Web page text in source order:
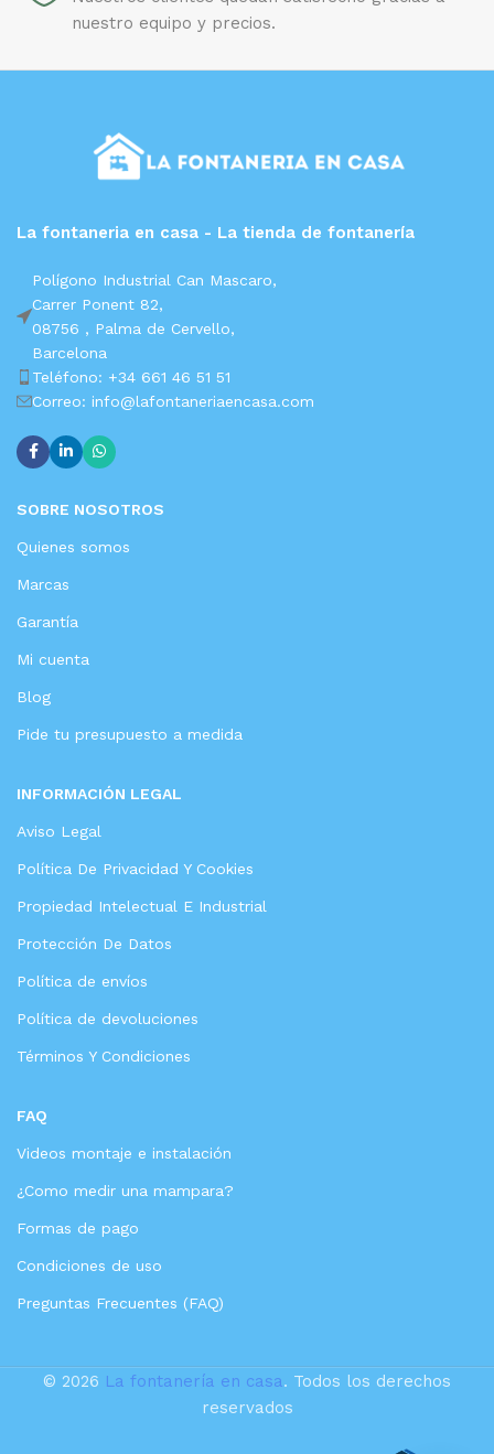
nuestro equipo y precios.
La fontaneria en casa - La tienda de fontanería
Polígono Industrial Can Mascaro,
Carrer Ponent 82,
08756 , Palma de Cervello,
Barcelona
Teléfono: +34 661 46 51 51
Correo: info@lafontaneriaencasa.com
SOBRE NOSOTROS
Quienes somos
Marcas
Garantía
Mi cuenta
Blog
Pide tu presupuesto a medida
INFORMACIÓN LEGAL
Aviso Legal
Política De Privacidad Y Cookies
Propiedad Intelectual E Industrial
Protección De Datos
Política de envíos
Política de devoluciones
Términos Y Condiciones
FAQ
Videos montaje e instalación
¿Como medir una mampara?
Formas de pago
Condiciones de uso
Preguntas Frecuentes (FAQ)
© 2026 La fontanería en casa. Todos los derechos
reservados